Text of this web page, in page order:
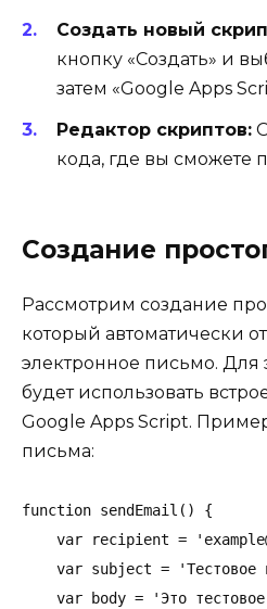
Создать новый
кнопку «Создать» и
затем «Google Apps
Редактор скриптов:
кода, где вы сможете
Создание
Рассмотрим создание
который автоматически
электронное письмо. Для
будет использовать
Google Apps Script.
письма:
function sendEmail() {
var recipient =
var subject = 'Тестовое
var body = 'Это